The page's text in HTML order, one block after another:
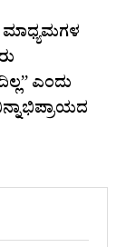
ಮಾಧ್ಯಮಗಳ
ಎಂದು